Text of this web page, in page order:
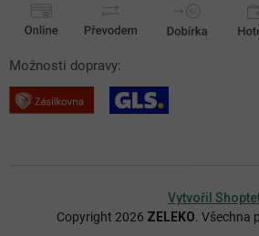
Možnosti dopravy:
Vytvořil
Copyright 2026 ZELEKO. Všechna